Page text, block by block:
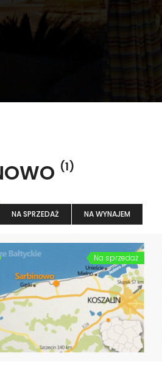
(1)
NA SPRZEDAŻ NA WYNAJEM
Na sprzedaż